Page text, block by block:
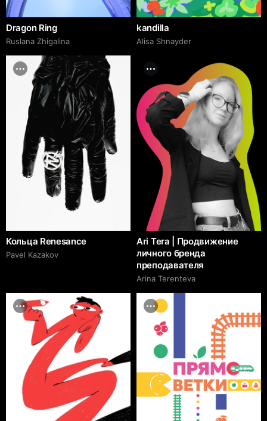
Dragon Ring
Ruslana Zhigalina
kandilla
Alisa Shnayder
Кольца Renesance
Pavel Kazakov
Ari Tera | Продвижение
личного бренда
преподавателя
Arina Terenteva